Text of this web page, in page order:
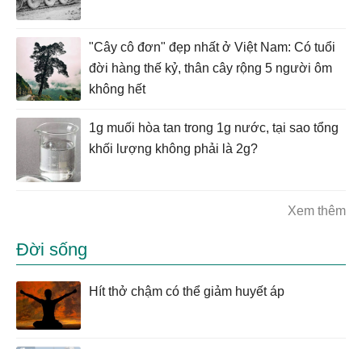
"Cây cô đơn" đẹp nhất ở Việt Nam: Có tuổi
đời hàng thế kỷ, thân cây rộng 5 người ôm
không hết
1g muối hòa tan trong 1g nước, tại sao tổng
khối lượng không phải là 2g?
Xem thêm
Đời sống
Hít thở chậm có thể giảm huyết áp